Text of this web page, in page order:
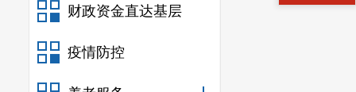
财政资金直达基层
疫情防控